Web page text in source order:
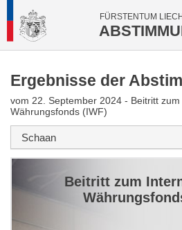
FÜRSTENTUM
Ergebnisse der
vom 22. September 2024 - Beitritt
Währungsfonds (IWF)
Beitritt zum